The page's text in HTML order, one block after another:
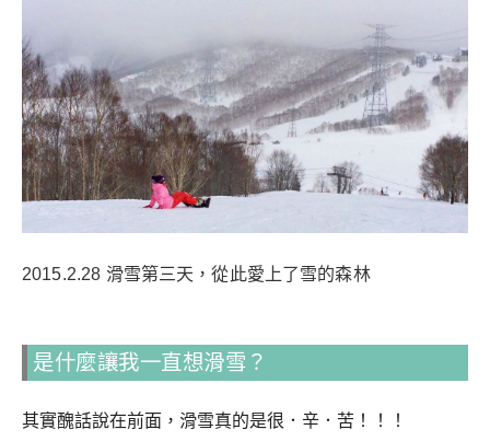
2015.2.28 滑雪第三天，從此愛上了雪的森林
是什麼讓我一直想滑雪？
其實醜話說在前面，滑雪真的是很．辛．苦！！！